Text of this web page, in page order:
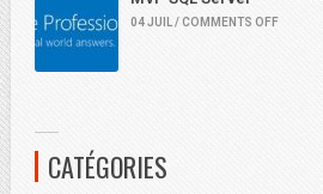
04 JUIL / COMMENTS OFF
CATÉGORIES